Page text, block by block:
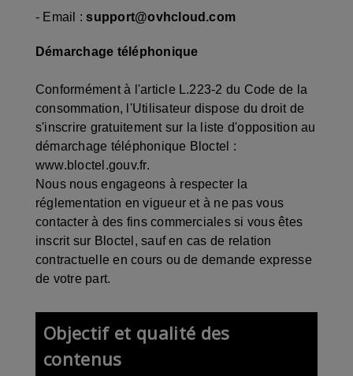
- Email :support@ovhcloud.com
Démarchage téléphonique
Conformément à l'article L.223-2 du Code de la
consommation, l'Utilisateur dispose du droit de
s'inscrire gratuitement sur la liste d'opposition au
démarchage téléphonique Bloctel :
www.bloctel.gouv.fr.
Nous nous engageons à respecter la
réglementation en vigueur et à ne pas vous
contacter à des fins commerciales si vous êtes
inscrit sur Bloctel, sauf en cas de relation
contractuelle en cours ou de demande expresse
de votre part.
Objectif et qualité des
contenus